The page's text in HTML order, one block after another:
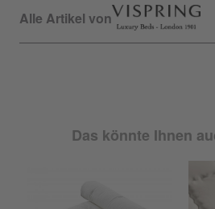
Alle Artikel von
Das könnte Ihnen